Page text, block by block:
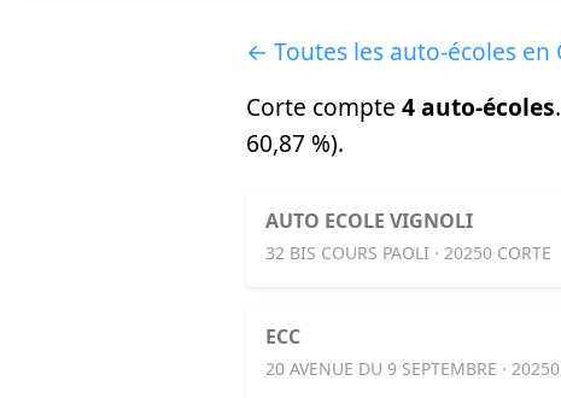
← Toutes les auto-écoles en
Corte compte 4 auto-écoles
60,87 %).
AUTO ECOLE VIGNOLI
32 BIS COURS PAOLI · 20250 CORTE
ECC
20 AVENUE DU 9 SEPTEMBRE ·